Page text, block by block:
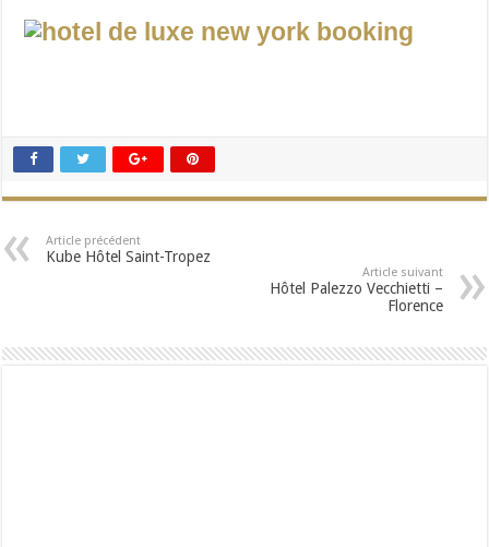
Article précédent
Kube Hôtel Saint-Tropez
Article suivant
Hôtel Palezzo Vecchietti –
Florence